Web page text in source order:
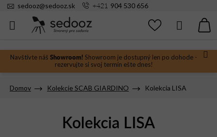
Prejsť
Navštívte náš Showroom! Showroom je dostupný len po dohode -
rezervujte si svoj termín ešte dnes!
sedooz@sedooz.sk +421 904 530 656
Hľadať
Domov Kolekcie SCAB GIARDINO Kolekcia LISA
Kolekcia LISA